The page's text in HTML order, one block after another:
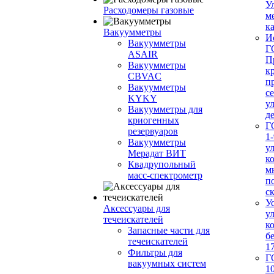
Расходомеры газовые
Вакуумметры
Вакуумметры
ASAIR
Вакуумметры
CBVAC
Вакуумметры
KYKY
Вакуумметры для
криогенных
резервуаров
Вакуумметры
Мерадат ВИТ
Квадрупольный
масс-спектрометр
Аксессуары для
течеискателей
Запасные части для
течеискателей
Фильтры для
вакуумных систем